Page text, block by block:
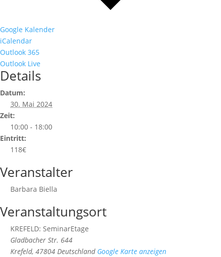
Google Kalender
iCalendar
Outlook 365
Outlook Live
Details
Datum:
30. Mai 2024
Zeit:
10:00 - 18:00
Eintritt:
118€
Veranstalter
Barbara Biella
Veranstaltungsort
KREFELD: SeminarEtage
Gladbacher Str. 644
Krefeld, 47804 Deutschland Google Karte anzeigen